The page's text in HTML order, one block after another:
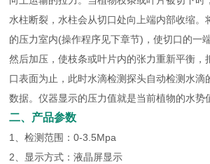
水柱断裂，水柱会从切口处向上端内部收缩。
的压力室内(操作程序见下章节)，使切口的一
然后加压，使枝条或叶片内的张力重新平衡，
口表面为止，此时水滴检测探头自动检测水滴
数据。仪器显示的压力值就是当前植物的水势
二、产品参数
1、检测范围：0-3.5Mpa
2、显示方式：液晶屏显示